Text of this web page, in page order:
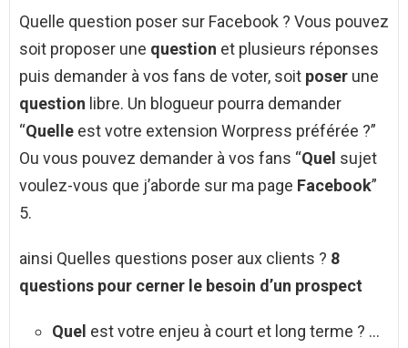
Quelle question poser sur Facebook ? Vous pouvez
soit proposer une question et plusieurs réponses
puis demander à vos fans de voter, soit poser une
question libre. Un blogueur pourra demander
“Quelle est votre extension Worpress préférée ?”
Ou vous pouvez demander à vos fans “Quel sujet
voulez-vous que j’aborde sur ma page Facebook”
5.
ainsi Quelles questions poser aux clients ? 8
questions pour cerner le besoin d’un prospect
Quel est votre enjeu à court et long terme ? …